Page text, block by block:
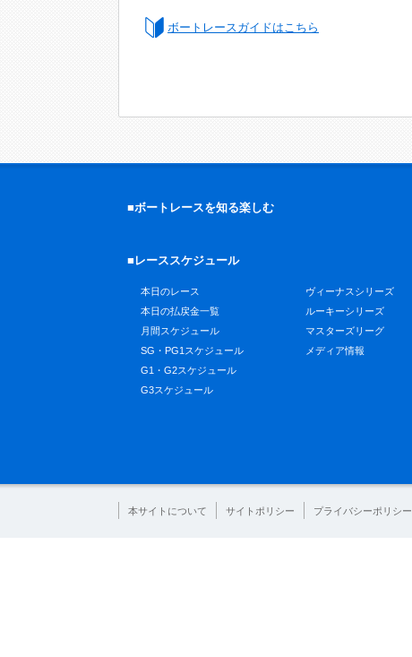
ボートレースガイドはこちら
■ボートレースを知る楽しむ
■レーススケジュール
本日のレース
本日の払戻金一覧
月間スケジュール
SG・PG1スケジュール
G1・G2スケジュール
G3スケジュール
ヴィーナスシリーズ
ルーキーシリーズ
マスターズリーグ
メディア情報
本サイトについて サイトポリシー プライバシーポリシー